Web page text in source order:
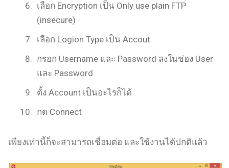
เลือก Encryption เป็น Only use plain FTP
(insecure)
เลือก Logion Type เป็น Accout
กรอก Username และ Password ลงในช่อง User
และ Password
ตั้ง Account เป็นอะไรก็ได้
กด Connect
เพียงเท่านี้ก็จะสามารถเชื่อมต่อ และใช้งานได้ปกติแล้ว